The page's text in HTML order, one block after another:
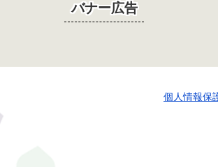
バナー広告
個人情報保